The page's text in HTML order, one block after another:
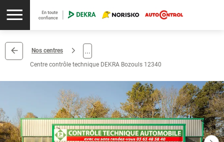
Nos centres ...
Centre contrôle technique DEKRA Bozouls 12340